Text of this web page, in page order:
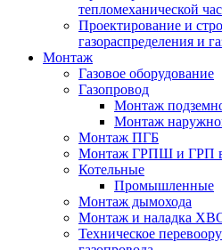
тепломеханической
Проектирование и
газораспределения и
Монтаж
Газовое оборудование
Газопровод
Монтаж
Монтаж
Монтаж ПГБ
Монтаж ГРПШ и ГРП
Котельные
Промышленные
Монтаж дымохода
Монтаж и наладка
Техническое